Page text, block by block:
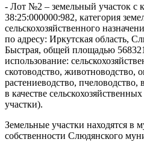
- Лот №2 – земельный участок с
38:25:000000:982, категория
сельскохозяйственного
по адресу: Иркутская область,
Быстрая, общей площадью
использование:
скотоводство, животноводство,
растениеводство, пчеловодство,
в качестве
участки).
Земельные участки находятся в
собственности Слюдянского